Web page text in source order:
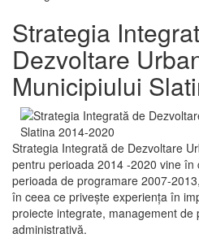
Strategia
Dezvoltare
Municipiului
Strategia Integrată de Dezvoltare
pentru perioada 2014 -2020 vine
perioada de programare 2007-
în ceea ce priveşte experienţa în
proiecte integrate, management de
administrativă.